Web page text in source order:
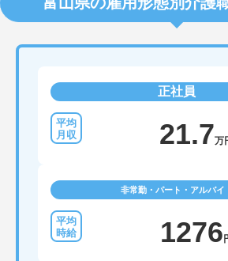
★おすすめPOINT★
・広域支援員として複数のホームを巡るた
ことができ、現場の介助業務にとどまらず、
す。
があり、20代から60代まで幅広い年代が活躍
ます。年間休日も114日確保されているため
なく長期的なキャリアを築いていただけます
おり、清潔感にあふれた美しい環境です。
に加え、ソフト面でも「献立の事前決定・レ
ご利用者様の安全性はもちろん、働くスタッ
っても身体的負担が少なく、高いモチベーシ
正社員
21.7万
非常勤・パート・アルバイ
1276